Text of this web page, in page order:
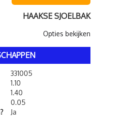
HAAKSE SJOELBAK
Opties bekijken
331005
1.10
1.40
0.05
Ja